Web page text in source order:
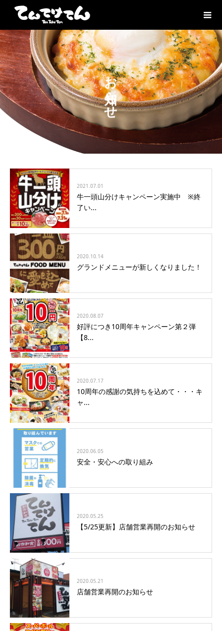
お知らせ
2021.07.01
牛一頭山分けキャンペーン実施中 ※終
了い...
2020.10.14
グランドメニューが新しくなりました！
2020.08.07
好評につき10周年キャンペーン第２弾
【8...
2020.07.17
10周年の感謝の気持ちを込めて・・・キ
ャ...
2020.06.05
安全・安心への取り組み
2020.05.25
【5/25更新】店舗営業再開のお知らせ
2020.05.21
店舗営業再開のお知らせ